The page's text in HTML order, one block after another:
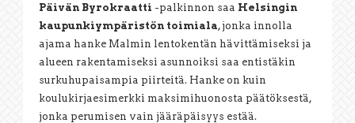
Päivän Byrokraatti -palkinnon saa Helsingin
kaupunkiympäristön toimiala, jonka innolla
ajama hanke Malmin lentokentän hävittämiseksi ja
alueen rakentamiseksi asunnoiksi saa entistäkin
surkuhupaisampia piirteitä. Hanke on kuin
koulukirjaesimerkki maksimihuonosta päätöksestä,
jonka perumisen vain jääräpäisyys estää.